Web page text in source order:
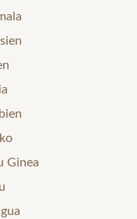
Ginea